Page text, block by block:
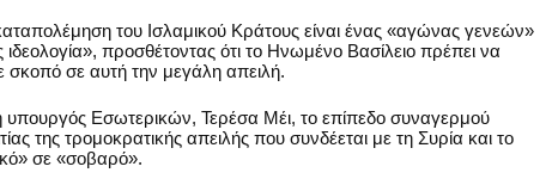
του Ισλαμικού Κράτους είναι ένας «αγώνας γενεών»
ιδεολογία», προσθέτοντας ότι το Ηνωμένο Βασίλειο πρέπει να
σκοπό σε αυτή την μεγάλη απειλή.
Εσωτερικών, Τερέσα Μέι, το επίπεδο συναγερμού
της τρομοκρατικής απειλής που συνδέεται με τη Συρία και το
σε «σοβαρό».